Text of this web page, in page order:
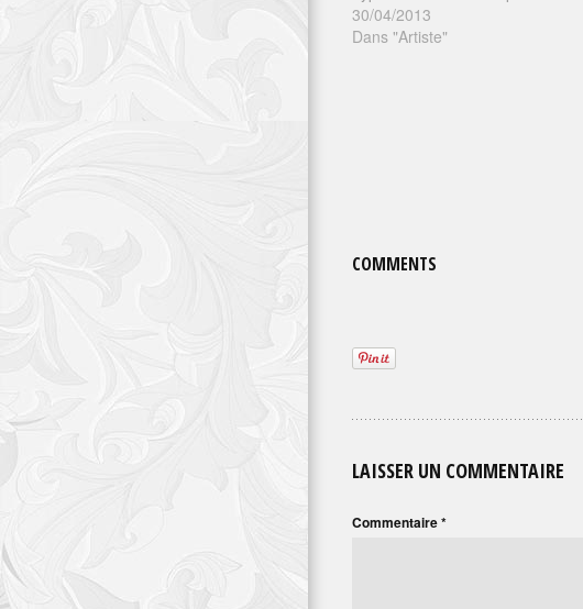
30/04/2013
Dans "Artiste"
COMMENTS
LAISSER UN COMMENTAIRE
Commentaire*